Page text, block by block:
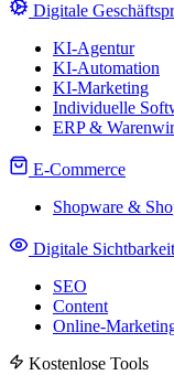
Digitale
KI-Agentur
KI-Automation
KI-Marketing
Individuelle
ERP &
E-Commerce
Shopware &
Digitale Sichtbarkeit
SEO
Content
Online-
Kostenlose Tools